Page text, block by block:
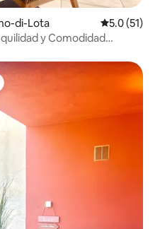
di-Lota Calificación
5.0 (51)
y Comodidad
huéspedes